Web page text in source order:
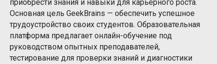
приобрести знания и навыки для карьерного роста.
Основная цель GeekBrains — обеспечить успешное
трудоустройство своих студентов. Образовательная
платформа предлагает онлайн-обучение под
руководством опытных преподавателей,
тестирование для проверки знаний и диагностики